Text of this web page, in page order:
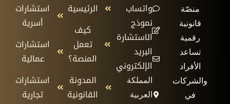
منصّة
قانونية
رقمية
تساعد
الأفراد
والشركات
في
الرئيسية
كيف
تعمل
المنصة؟
المدونة
القانونية
استشارات
أسرية
استشارات
عمالية
استشارات
تجارية
واتساب
نموذج
الاستشارة
البريد
الإلكتروني
المملكة
العربية